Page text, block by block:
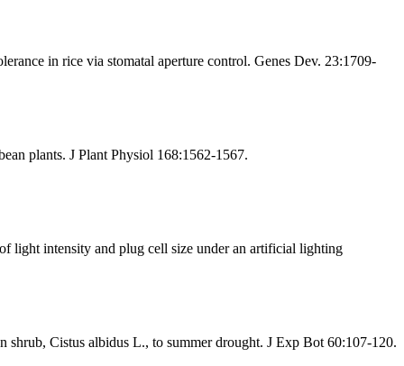
in rice via stomatal aperture control. Genes Dev. 23:1709-
plants. J Plant Physiol 168:1562-1567.
light intensity and plug cell size under an artificial lighting
Cistus albidus L., to summer drought. J Exp Bot 60:107-120.